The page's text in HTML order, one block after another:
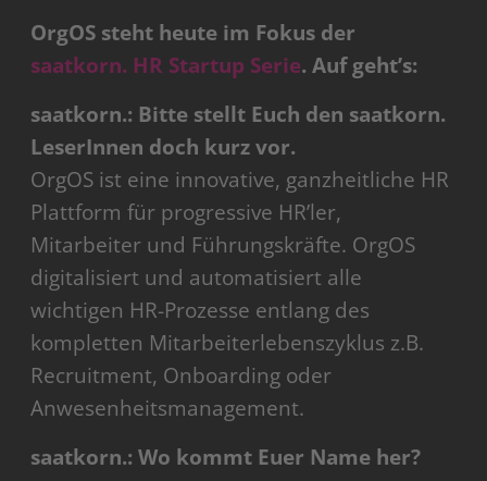
OrgOS steht heute im Fokus der
saatkorn. HR Startup Serie. Auf geht’s:
saatkorn.: Bitte stellt Euch den saatkorn.
LeserInnen doch kurz vor.
OrgOS ist eine innovative, ganzheitliche HR
Plattform für progressive HR’ler,
Mitarbeiter und Führungskräfte. OrgOS
digitalisiert und automatisiert alle
wichtigen HR-Prozesse entlang des
kompletten Mitarbeiterlebenszyklus z.B.
Recruitment, Onboarding oder
Anwesenheitsmanagement.
saatkorn.: Wo kommt Euer Name her?